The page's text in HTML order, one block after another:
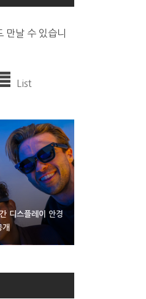
만날 수 있습니
List
디스플레이 안경
개
프로세서 패키징
비하는 오픈AI